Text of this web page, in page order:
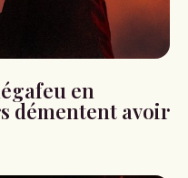
en
démentent avoir